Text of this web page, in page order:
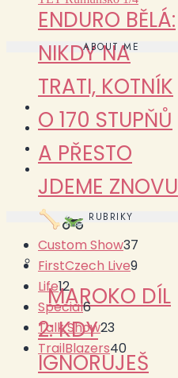
ENDURO BĚLÁ:
NIKDY NA
TRATI, KOTNÍK
O 170 STUPŇŮ
A PŘESTO
JDEME ZNOVU
MAROKO DÍL
2: KDY
IGNORUJEŠ
ABOUT ME
RUBRIKY
Custom Show37
FirstCzech Live9
Life12
Special6
Talk Show23
TrailBlazers40